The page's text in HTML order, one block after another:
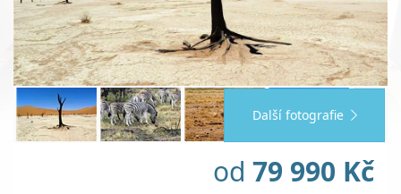
Další fotografie
od 79 990 Kč